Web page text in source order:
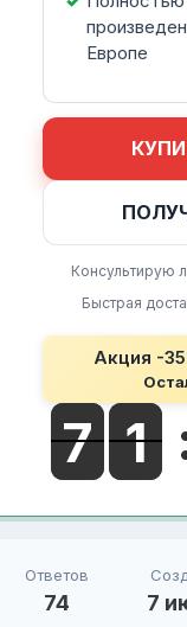
Европе
Консультирую
Быстрая
Акция -
Ответов
74 7